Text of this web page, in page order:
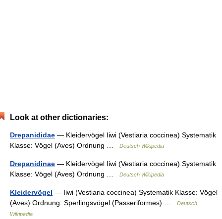
Look at other dictionaries:
Drepanididae — Kleidervögel Iiwi (Vestiaria coccinea) Systematik
Klasse: Vögel (Aves) Ordnung …
Deutsch Wikipedia
Drepanidinae — Kleidervögel Iiwi (Vestiaria coccinea) Systematik
Klasse: Vögel (Aves) Ordnung …
Deutsch Wikipedia
Kleidervögel — Iiwi (Vestiaria coccinea) Systematik Klasse: Vögel
(Aves) Ordnung: Sperlingsvögel (Passeriformes) …
Deutsch
Wikipedia